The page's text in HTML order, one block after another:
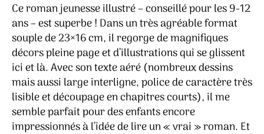
Ce roman jeunesse illustré – conseillé pour les 9-12
ans – est superbe ! Dans un très agréable format
souple de 23×16 cm, il regorge de magnifiques
décors pleine page et d’illustrations qui se glissent
ici et là. Avec son texte aéré (nombreux dessins
mais aussi large interligne, police de caractère très
lisible et découpage en chapitres courts), il me
semble parfait pour des enfants encore
impressionnés à l’idée de lire un « vrai » roman. Et